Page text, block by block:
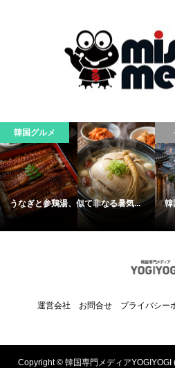
韓国グルメ
うなぎと参鶏湯、似て非なる暑気... 韓
運営会社 お問合せ プライバシー
Copyright ©韓国専門メディアYOGIYOGI